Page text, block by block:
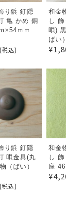
り鋲 釘隠
亀 かめ 銅
×54ｍｍ
(税込)
和金
し
唄)
ばい
り鋲 釘隠
唄金具(丸
（ばい）
(税込)
和金
し
座 46